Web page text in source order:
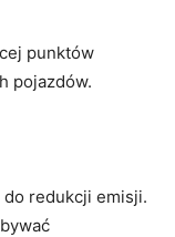
punktów
pojazdów.
redukcji emisji.